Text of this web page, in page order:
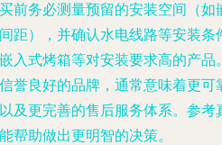
买前务必测量预留的安装空间（如
距），并确认水电线路等安装条
入式烤箱等对安装要求高的产品
信誉良好的品牌，通常意味着更可
及更完善的售后服务体系。参考
帮助做出更明智的决策。